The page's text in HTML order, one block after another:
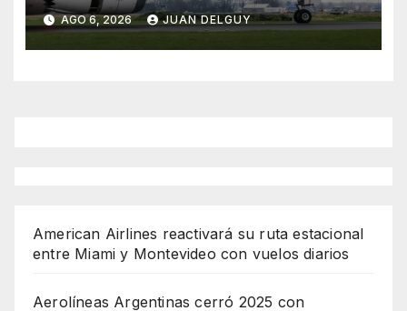
Cirium
AGO 6, 2026 JUAN DELGUY
American Airlines reactivará su ruta estacional
entre Miami y Montevideo con vuelos diarios
Aerolíneas Argentinas cerró 2025 con